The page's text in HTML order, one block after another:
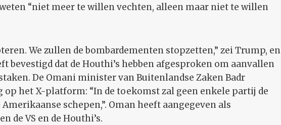
“niet meer te willen vechten, alleen maar niet te willen
We zullen de bombardementen stopzetten,” zei Trump, en
bevestigd dat de Houthi’s hebben afgesproken om aanvallen
De Omani minister van Buitenlandse Zaken Badr
het X-platform: “In de toekomst zal geen enkele partij de
schepen,”. Oman heeft aangegeven als
de VS en de Houthi’s.